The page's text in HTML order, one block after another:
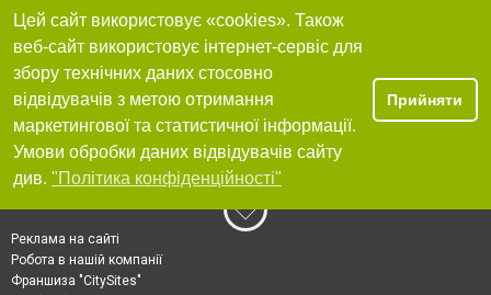
Цей сайт використовує «cookies». Також
веб-сайт використовує інтернет-сервіс для
збору технічних даних стосовно
відвідувачів з метою отримання
маркетингової та статистичної інформації.
Умови обробки даних відвідувачів сайту
див. "Політика конфіденційності"
Прийняти
Реклама на сайті
Робота в нашій компанії
Франшиза "CitySites"